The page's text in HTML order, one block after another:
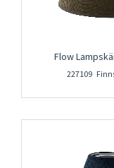
Flow
227109